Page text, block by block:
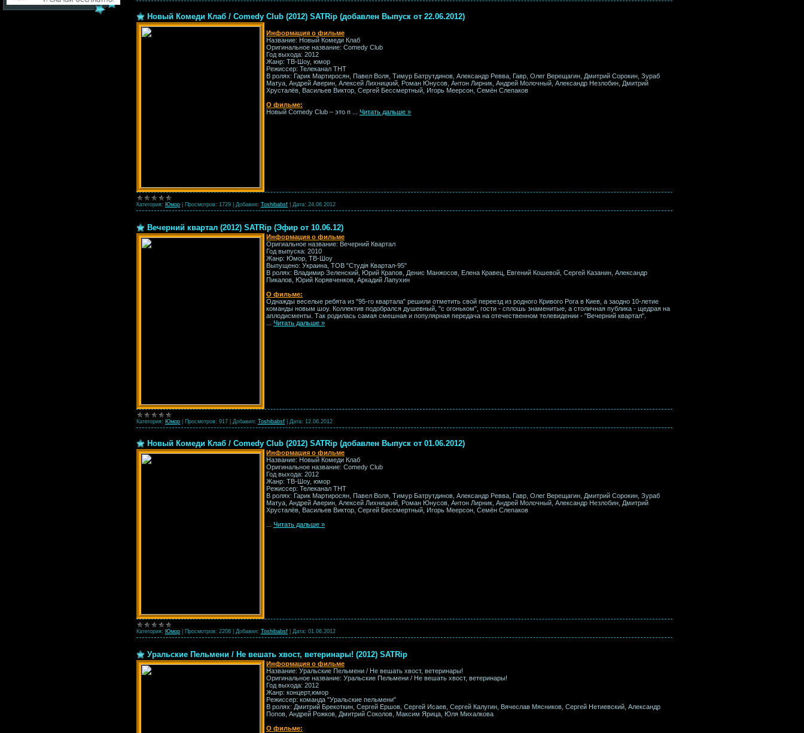
Новый Комеди Клаб / Comedy Club (2012) SATRip (добавлен Выпуск от 22.06.2012)
Информация о фильме
Название: Новый Комеди Клаб
Оригинальное название: Comedy Club
Год выхода: 2012
Жанр: ТВ-Шоу, юмор
Режиссер: Телеканал ТНТ
В ролях: Гарик Мартиросян, Павел Воля, Тимур Батрутдинов, Александр Ревва, Гавр, Олег Верещагин, Дмитрий Сорокин, Зураб
Матуa, Андрей Аверин, Алексей Лихницкий, Роман Юнусов, Антон Лирник, Андрей Молочный, Александр Незлобин, Дмитрий
Хрусталёв, Васильев Виктор, Сергей Бессмертный, Игорь Меерсон, Семён Слепаков
О фильме:
Новый Comedy Club – это п
Читать дальше »
Категория: Юмор Просмотров: 1729 Добавил: Toshibabsf Дата: 24.06.2012
Вечерний квартал (2012) SATRip (Эфир от 10.06.12)
Информация о фильме
Оригиальное название: Вечерний Квартал
Год выпуска: 2010
Жанр: Юмор, ТВ-Шоу
Выпущено: Украина, ТОВ "Студія Квартал-95"
В ролях: Владимир Зеленский, Юрий Крапов, Денис Манжосов, Елена Кравец, Евгений Кошевой, Сергей Казанин, Александр
Пикалов, Юрий Корявченков, Аркадий Лапухин
О фильме:
Однажды веселые ребята из "95-го квартала" решили отметить свой переезд из родного Кривого Рога в Киев, а заодно 10-летие
команды новым шоу. Коллектив подобрался душевный, "с огоньком", гости - сплошь знаменитые, а столичная публика - щедрая на
аплодисменты. Так родилась самая смешная и популярная передача на отечественном телевидении - "Вечерний квартал".
Читать дальше »
Категория: Юмор Просмотров: 917 Добавил: Toshibabsf Дата: 12.06.2012
Новый Комеди Клаб / Comedy Club (2012) SATRip (добавлен Выпуск от 01.06.2012)
Информация о фильме
Название: Новый Комеди Клаб
Оригинальное название: Comedy Club
Год выхода: 2012
Жанр: ТВ-Шоу, юмор
Режиссер: Телеканал ТНТ
В ролях: Гарик Мартиросян, Павел Воля, Тимур Батрутдинов, Александр Ревва, Гавр, Олег Верещагин, Дмитрий Сорокин, Зураб
Матуa, Андрей Аверин, Алексей Лихницкий, Роман Юнусов, Антон Лирник, Андрей Молочный, Александр Незлобин, Дмитрий
Хрусталёв, Васильев Виктор, Сергей Бессмертный, Игорь Меерсон, Семён Слепаков
Читать дальше »
Категория: Юмор Просмотров: 2208 Добавил: Toshibabsf Дата: 01.06.2012
Уральские Пельмени / Не вешать хвост, ветеринары! (2012) SATRip
Информация о фильме
Название: Уральские Пельмени / Не вешать хвост, ветеринары!
Оригинальное название: Уральские Пельмени / Не вешать хвост, ветеринары!
Год выхода: 2012
Жанр: концерт,юмор
Режиссер: команда "Уральские пельмени"
В ролях: Дмитрий Брекоткин, Сергей Ершов, Сергей Исаев, Сергей Калугин, Вячеслав Мясников, Сергей Нетиевский, Александр
Попов, Андрей Рожков, Дмитрий Соколов, Максим Ярица, Юля Михалкова
О фильме: